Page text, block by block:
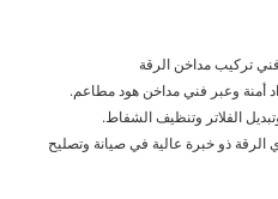
تركيب مداخن الرقة
أمنة وعبر فني مداخن هود مطاعم.
الفلاتر وتنظيف الشفاط.
ذو خبرة عالية في صيانة وتصليح